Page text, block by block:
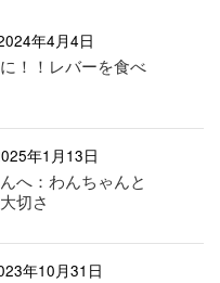
年4月4日
！！レバーを食べ
年1月13日
へ：わんちゃんと
切さ
年10月31日